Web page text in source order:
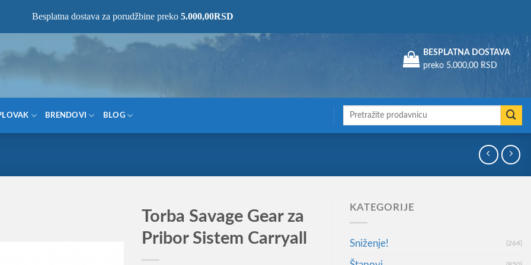
BESPLATNA DOSTAVA
preko 5.000,00 RSD
BRENDOVI BLOG
Претрага
Torba Savage Gear za
Pribor Sistem Carryall
KATEGORIJE
Sniženje! (264)
Besplatna dostava za porudžbine preko 5.000,00RSD